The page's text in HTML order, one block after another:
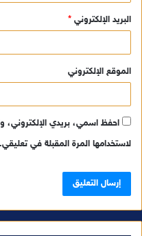
البريد الإلكتروني *
الموقع الإلكتروني
احفظ اسمي، بريدي الإلكتروني،
لاستخدامها المرة المقبلة في تعليقي.